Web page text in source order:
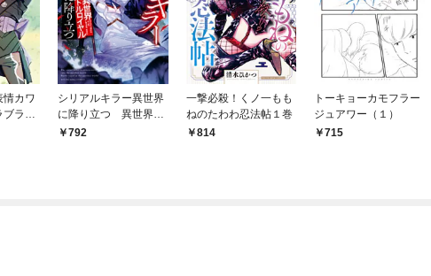
情カワ
ブラブ
シリアルキラー異世界
に降り立つ 異世界バ
トルロイヤル1巻
792
一撃必殺！くノ一もも
ねのたわわ忍法帖１巻
814
トーキョーカモフラー
ジュアワー（１）
715